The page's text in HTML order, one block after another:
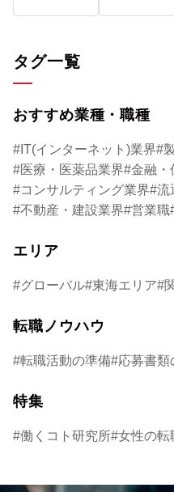
ャリア設計の参考にしてみてく
タグ一覧
おすすめ業種・職種
IT(インターネット)業界
医療・医薬品業界 金融・
コンサルティング業界 流
不動産・建設業界 営業職
エリア
グローバル 東海エリア
転職ノウハウ
転職活動の準備 応募書類
特集
働くコト研究所 女性の転